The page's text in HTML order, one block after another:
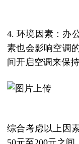
4. 环境因素：办
素也会影响空调
间开启空调来保
综合考虑以上因